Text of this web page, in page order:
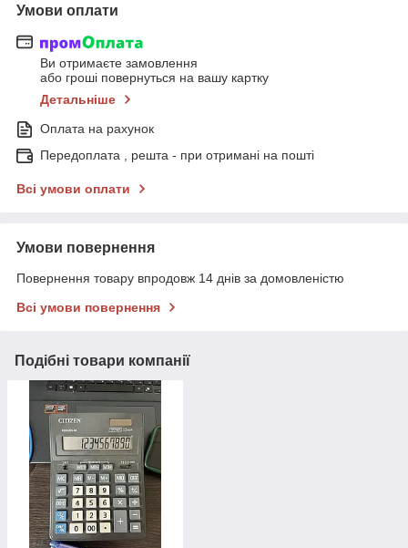
Умови оплати
Ви отримаєте замовлення
або гроші повернуться на вашу картку
Детальніше
Оплата на рахунок
Передоплата , решта - при отримані на пошті
Всі умови оплати
Умови повернення
Повернення товару впродовж 14 днів за домовленістю
Всі умови повернення
Подібні товари компанії